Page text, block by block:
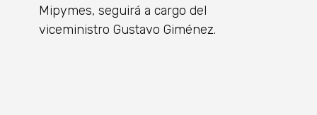
Mipymes, seguirá a cargo del
viceministro Gustavo Giménez.